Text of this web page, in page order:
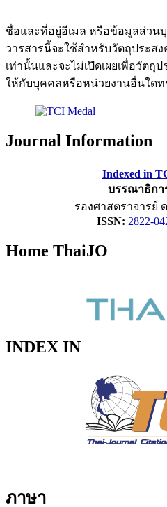
ชื่อและที่อยู่อีเมล หรือข้อมูลส่วน
วารสารนี้จะใช้สำหรับวัตถุประส
เท่านั้นและจะไม่เปิดเผยเพื่อวัตถุ
ให้กับบุคคลหรือหน่วยงานอื่นใดท
Journal Information
Indexed in
บรรณาธิกา
รองศาสตราจารย์
ISSN: 2822-
Home ThaiJO
INDEX IN
ภาษา